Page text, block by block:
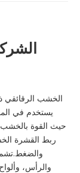
يستخدم في
حيث القوة بالخشب
ربط القشرة
والرأس،